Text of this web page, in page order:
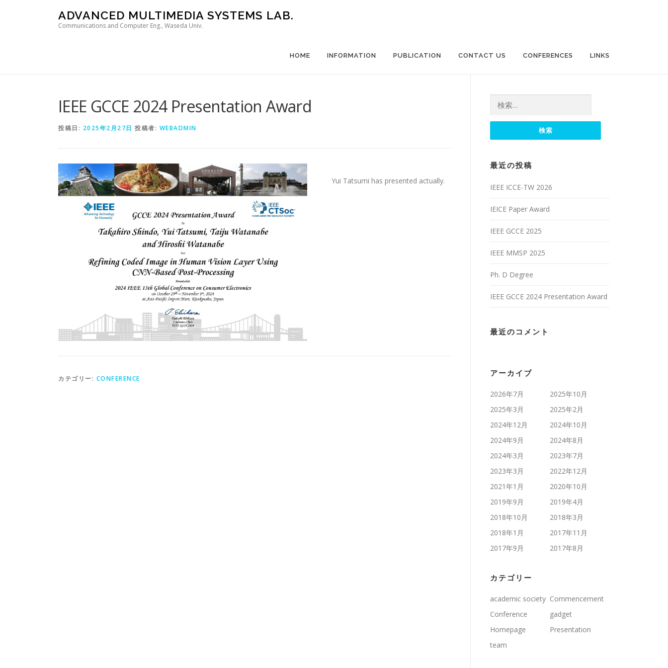
ADVANCED MULTIMEDIA SYSTEMS LAB.
Communications and Computer Eng., Waseda Univ.
HOME INFORMATION PUBLICATION CONTACT US CONFERENCES LINKS
IEEE GCCE 2024 Presentation Award
投稿日: 2025年2月27日 投稿者: WEBADMIN
Yui Tatsumi has presented actually.
カテゴリー: CONFERENCE
検索:
最近の投稿
IEEE ICCE-TW 2026
IEICE Paper Award
IEEE GCCE 2025
IEEE MMSP 2025
Ph. D Degree
IEEE GCCE 2024 Presentation Award
最近のコメント
アーカイブ
2026年7月
2025年10月
2025年3月
2025年2月
2024年12月
2024年10月
2024年9月
2024年8月
2024年3月
2023年7月
2023年3月
2022年12月
2021年1月
2020年10月
2019年9月
2019年4月
2018年10月
2018年3月
2018年1月
2017年11月
2017年9月
2017年8月
カテゴリー
academic society Commencement
Conference
gadget
Homepage
Presentation
team